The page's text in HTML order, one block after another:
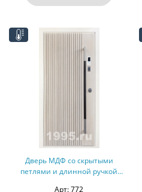
Дверь МДФ со скрытыми
петлями и длинной ручкой
Арт: 772